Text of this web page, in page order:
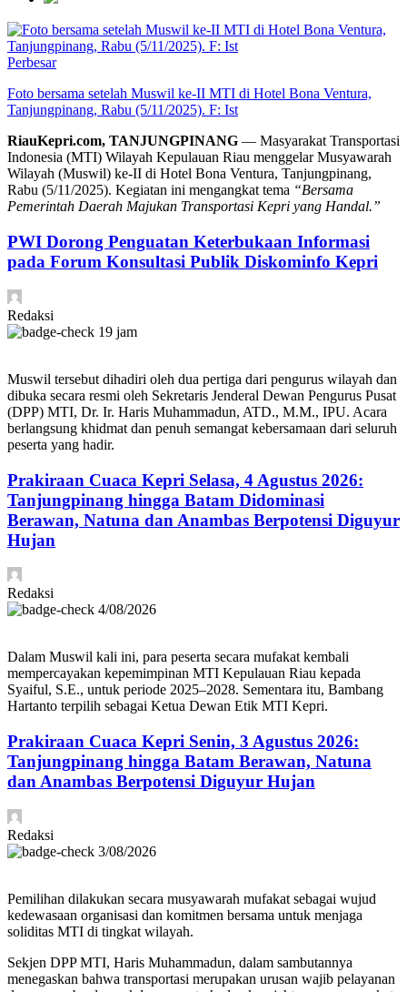
Perbesar
Foto bersama setelah Muswil ke-II MTI di Hotel Bona Ventura,
Tanjungpinang, Rabu (5/11/2025). F: Ist
RiauKepri.com, TANJUNGPINANG — Masyarakat Transportasi
Indonesia (MTI) Wilayah Kepulauan Riau menggelar Musyawarah
Wilayah (Muswil) ke-II di Hotel Bona Ventura, Tanjungpinang,
Rabu (5/11/2025). Kegiatan ini mengangkat tema “Bersama
Pemerintah Daerah Majukan Transportasi Kepri yang Handal.”
PWI Dorong Penguatan Keterbukaan Informasi
pada Forum Konsultasi Publik Diskominfo Kepri
Redaksi
19 jam
Muswil tersebut dihadiri oleh dua pertiga dari pengurus wilayah dan
dibuka secara resmi oleh Sekretaris Jenderal Dewan Pengurus Pusat
(DPP) MTI, Dr. Ir. Haris Muhammadun, ATD., M.M., IPU. Acara
berlangsung khidmat dan penuh semangat kebersamaan dari seluruh
peserta yang hadir.
Prakiraan Cuaca Kepri Selasa, 4 Agustus 2026:
Tanjungpinang hingga Batam Didominasi
Berawan, Natuna dan Anambas Berpotensi Diguyur
Hujan
Redaksi
4/08/2026
Dalam Muswil kali ini, para peserta secara mufakat kembali
mempercayakan kepemimpinan MTI Kepulauan Riau kepada
Syaiful, S.E., untuk periode 2025–2028. Sementara itu, Bambang
Hartanto terpilih sebagai Ketua Dewan Etik MTI Kepri.
Prakiraan Cuaca Kepri Senin, 3 Agustus 2026:
Tanjungpinang hingga Batam Berawan, Natuna
dan Anambas Berpotensi Diguyur Hujan
Redaksi
3/08/2026
Pemilihan dilakukan secara musyawarah mufakat sebagai wujud
kedewasaan organisasi dan komitmen bersama untuk menjaga
soliditas MTI di tingkat wilayah.
Sekjen DPP MTI, Haris Muhammadun, dalam sambutannya
menegaskan bahwa transportasi merupakan urusan wajib pelayanan